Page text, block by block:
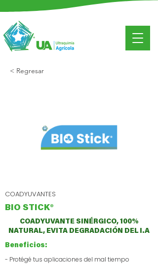
< Regresar
COADYUVANTES
BIO STICK®
COADYUVANTE SINÉRGICO, 100%
NATURAL, EVITA DEGRADACIÓN DEL I.A
Beneficios:
- Protégé tus aplicaciones del mal tiempo